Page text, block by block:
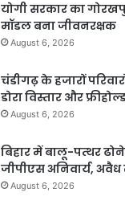
योगी सरकार का
मॉडल बना जीवनरक्षक
August 6, 2026
चंडीगढ़ के हजारों
डोरा विस्तार और
August 6, 2026
बिहार में बालू-पत्थर
जीपीएस अनिवार्य,
August 6, 2026